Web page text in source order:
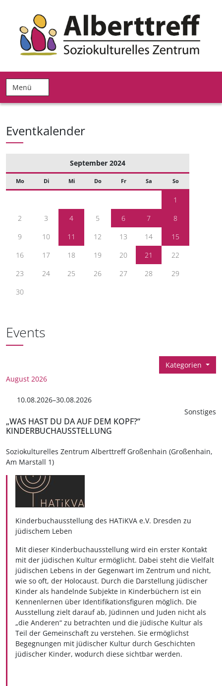
Menü
Eventkalender
September 2024
Mo Di Mi Do Fr Sa So
1
2
3 4 5 6 7
8
9
10 11 12 13 14
15
16
17 18 19 20 21
22
23
24 25 26 27 28
29
30
Events
Kategorien
August 2026
10.08.2026–30.08.2026
Sonstiges
„WAS HAST DU DA AUF DEM KOPF?“
KINDERBUCHAUSSTELLUNG
Soziokulturelles Zentrum Alberttreff Großenhain (Großenhain,
Am Marstall 1)
Kinderbuchausstellung des HATiKVA e.V. Dresden zu
jüdischem Leben
Mit dieser Kinderbuchausstellung wird ein erster Kontakt
mit der jüdischen Kultur ermöglicht. Dabei steht die Vielfalt
jüdischen Lebens in der Gegenwart im Zentrum und nicht,
wie so oft, der Holocaust. Durch die Darstellung jüdischer
Kinder als handelnde Subjekte in Kinderbüchern ist ein
Kennenlernen über Identifikationsfiguren möglich. Die
Ausstellung zielt darauf ab, Jüdinnen und Juden nicht als
„die Anderen“ zu betrachten und die jüdische Kultur als
Teil der Gemeinschaft zu verstehen. Sie ermöglichst
Begegnungen mit jüdischer Kultur durch Geschichten
jüdischer Kinder, wodurch diese sichtbar werden.